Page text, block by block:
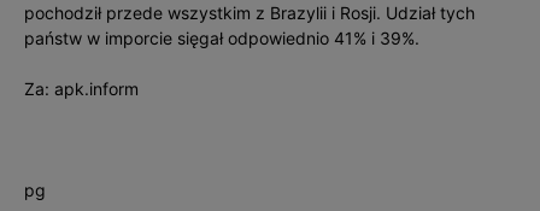
pochodził przede wszystkim z Brazylii i Rosji. Udział tych
państw w imporcie sięgał odpowiednio 41% i 39%.
Za: apk.inform
pg